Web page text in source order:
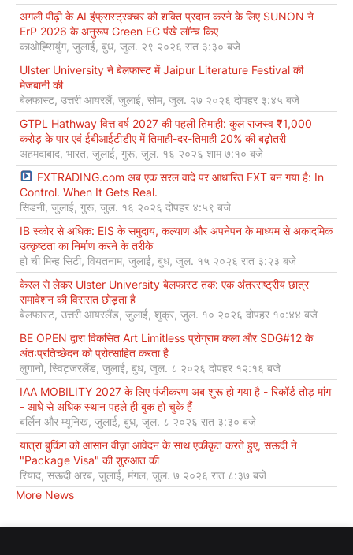
अगली पीढ़ी के AI इंफ्रास्ट्रक्चर को शक्ति प्रदान करने के लिए SUNON ने
ErP 2026 के अनुरूप Green EC पंखे लॉन्च किए
काओह्सियुंग, जुलाई, बुध, जुल. २९ २०२६ रात ३:३० बजे
Ulster University ने बेलफास्ट में Jaipur Literature Festival की
मेजबानी की
बेलफास्ट, उत्तरी आयरलैं, जुलाई, सोम, जुल. २७ २०२६ दोपहर ३:४५ बजे
GTPL Hathway वित्त वर्ष 2027 की पहली तिमाही: कुल राजस्व ₹1,000
करोड़ के पार एवं ईबीआईटीडीए में तिमाही-दर-तिमाही 20% की बढ़ोतरी
अहमदाबाद, भारत, जुलाई, गुरू, जुल. १६ २०२६ शाम ७:१० बजे
FXTRADING.com अब एक सरल वादे पर आधारित FXT बन गया है: In
Control. When It Gets Real.
सिडनी, जुलाई, गुरू, जुल. १६ २०२६ दोपहर ४:५९ बजे
IB स्कोर से अधिक: EIS के समुदाय, कल्याण और अपनेपन के माध्यम से अकादमिक
उत्कृष्टता का निर्माण करने के तरीके
हो ची मिन्ह सिटी, वियतनाम, जुलाई, बुध, जुल. १५ २०२६ रात ३:२३ बजे
केरल से लेकर Ulster University बेलफास्ट तक: एक अंतरराष्ट्रीय छात्र
समावेशन की विरासत छोड़ता है
बेलफास्ट, उत्तरी आयरलैंड, जुलाई, शुक्र, जुल. १० २०२६ दोपहर १०:४४ बजे
BE OPEN द्वारा विकसित Art Limitless प्रोग्राम कला और SDG#12 के
अंतःप्रतिच्छेदन को प्रोत्साहित करता है
लुगानो, स्विट्जरलैंड, जुलाई, बुध, जुल. ८ २०२६ दोपहर १२:१६ बजे
IAA MOBILITY 2027 के लिए पंजीकरण अब शुरू हो गया है - रिकॉर्ड तोड़ मांग
- आधे से अधिक स्थान पहले ही बुक हो चुके हैं
बर्लिन और म्यूनिख, जुलाई, बुध, जुल. ८ २०२६ रात ३:३० बजे
यात्रा बुकिंग को आसान वीज़ा आवेदन के साथ एकीकृत करते हुए, सऊदी ने
"Package Visa" की शुरुआत की
रियाद, सऊदी अरब, जुलाई, मंगल, जुल. ७ २०२६ रात ८:३७ बजे
More News